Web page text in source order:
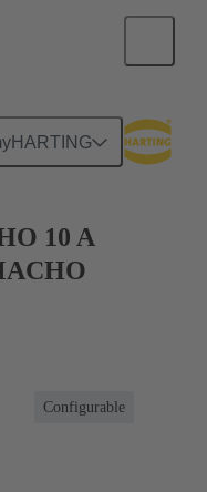
10 A
Configurable